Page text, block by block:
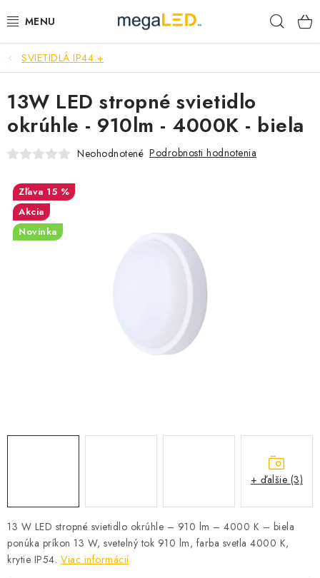
na
PRIEMYSEL
SVIETIDLÁ
ŽIAROVKY A TRUBICE
ELEKTROMATERIÁL
SEZÓNNE VÝPREDAJE POĽNOPOTREBY
OBCHODNÉ PODMIENKY
O NÁS - MEGALED & JANTON ZÁKAMENNÉ
Reklamácie a formulár na odstúpenie od zmluvy
Obchodné podmienky
Podmienky ochrany osobných údajov
SVIETIDLÁ IP44 +
13 W LED stropné svietidlo okrúhle – 910 lm – 4000 K – biela
ponúka príkon 13 W, svetelný tok 910 lm, farba svetla 4000 K,
krytie IP54. Viac informácií
13W LED stropné svietidlo
okrúhle - 910lm - 4000K - biela
Neohodnotené Podrobnosti hodnotenia
15 %
Akcia
Novinka
+ ďalšie (3)